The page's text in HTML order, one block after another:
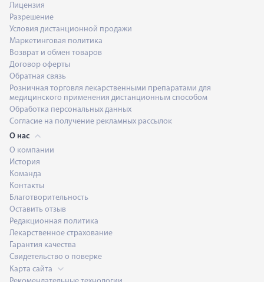
Лицензия
Разрешение
Условия дистанционной продажи
Маркетинговая политика
Возврат и обмен товаров
Договор оферты
Обратная связь
Розничная торговля лекарственными препаратами для
медицинского применения дистанционным способом
Обработка персональных данных
Согласие на получение рекламных рассылок
О нас
О компании
История
Команда
Контакты
Благотворительность
Оставить отзыв
Редакционная политика
Лекарственное страхование
Гарантия качества
Свидетельство о поверке
Карта сайта